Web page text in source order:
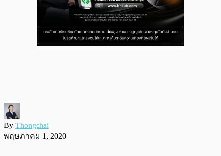
By Thongchai
พฤษภาคม 1, 2020